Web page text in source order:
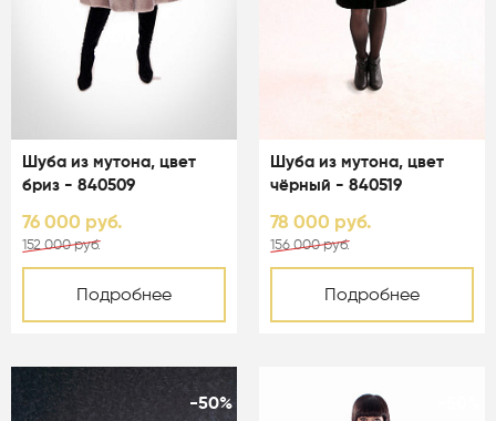
Шуба из мутона, цвет
бриз - 840509
76 000 руб.
152 000 руб.
Подробнее
Шуба из мутона, цвет
чёрный - 840519
78 000 руб.
156 000 руб.
Подробнее
-50%